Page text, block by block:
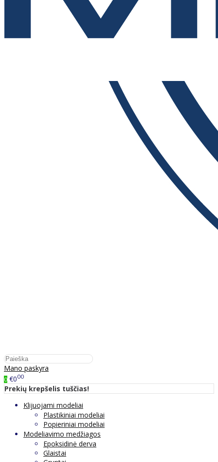
Mano paskyra
0 €000
Prekių krepšelis tuščias!
Klijuojami modeliai
Plastikiniai modeliai
Popieriniai modeliai
Modeliavimo medžiagos
Epoksidinė derva
Glaistai